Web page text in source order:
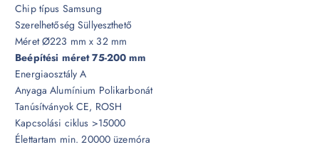
Chip típus Samsung
Szerelhetőség Süllyeszthető
Méret Ø223 mm x 32 mm
Beépítési méret 75-200 mm
Energiaosztály A
Anyaga Alumínium Polikarbonát
Tanúsítványok CE, ROSH
Kapcsolási ciklus >15000
Élettartam min. 20000 üzemóra